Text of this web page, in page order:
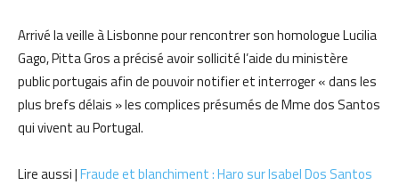
Arrivé la veille à Lisbonne pour rencontrer son homologue Lucilia
Gago, Pitta Gros a précisé avoir sollicité l’aide du ministère
public portugais afin de pouvoir notifier et interroger « dans les
plus brefs délais » les complices présumés de Mme dos Santos
qui vivent au Portugal.
Lire aussi |Fraude et blanchiment : Haro sur Isabel Dos Santos